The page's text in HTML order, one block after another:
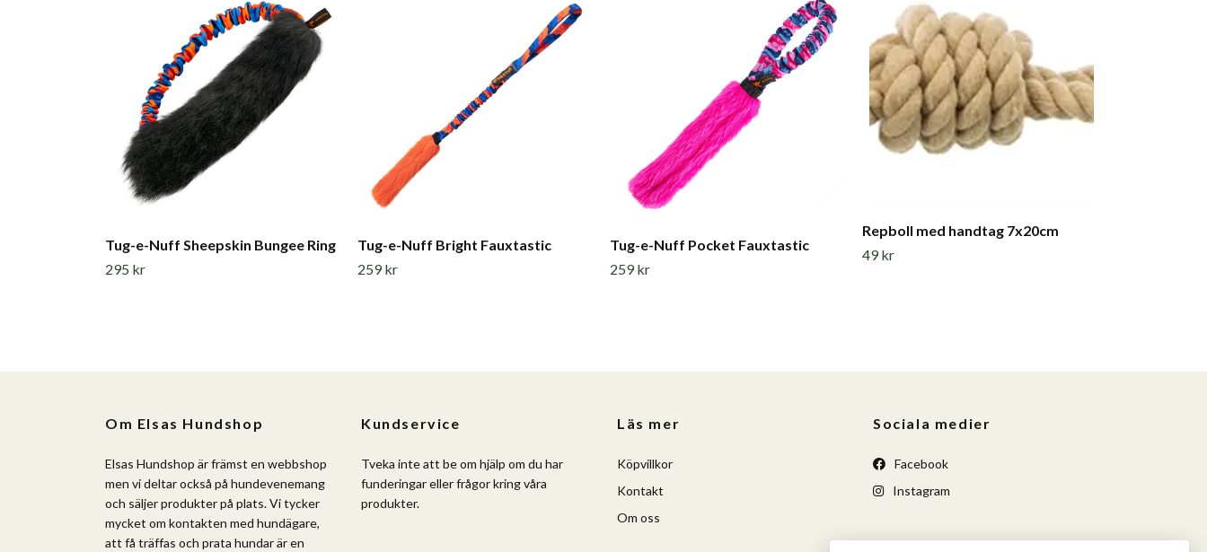
Tug-e-Nuff Sheepskin Bungee Ring
295 kr
Tug-e-Nuff Bright Fauxtastic
259 kr
Tug-e-Nuff Pocket Fauxtastic
259 kr
Repboll med handtag 7x20cm
49 kr
Om Elsas Hundshop
Elsas Hundshop är främst en webbshop
men vi deltar också på hundevenemang
och säljer produkter på plats. Vi tycker
mycket om kontakten med hundägare,
att få träffas och prata hundar är en
Kundservice
Tveka inte att be om hjälp om du har
funderingar eller frågor kring våra
produkter.
Läs mer
Köpvillkor
Kontakt
Om oss
Sociala medier
Facebook
Instagram